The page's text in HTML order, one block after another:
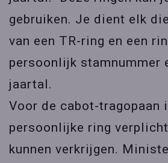
gebruiken. Je dient elk
van een TR-ring en een
persoonlijk stamnummer
jaartal.
Voor de cabot-tragopaan
persoonlijke ring
kunnen verkrijgen.